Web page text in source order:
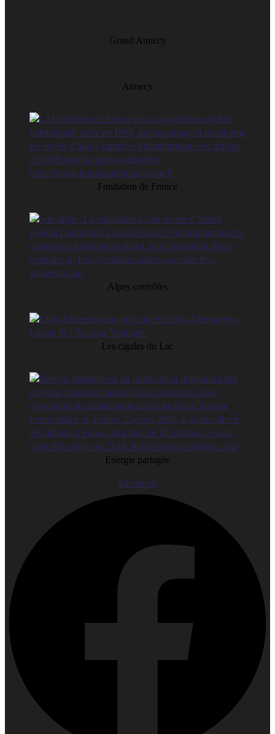
Grand Annecy
Annecy
Fondation de France
Alpes contrôles
Les cigales du Lac
Energie partagée
Facebook